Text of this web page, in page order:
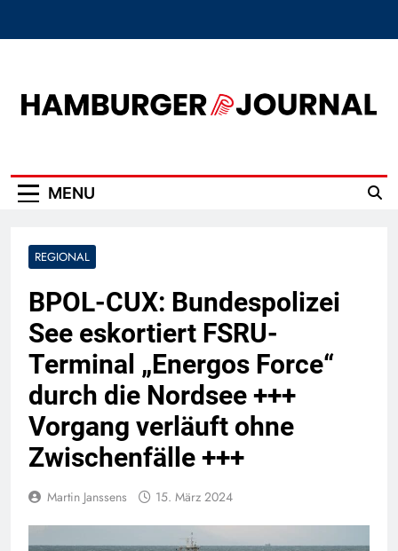
MENU
REGIONAL
BPOL-CUX: Bundespolizei
See eskortiert FSRU-
Terminal „Energos Force“
durch die Nordsee +++
Vorgang verläuft ohne
Zwischenfälle +++
Martin Janssens 15. März 2024